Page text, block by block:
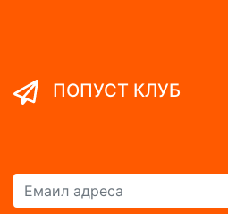
ПОПУСТ КЛУБ
Емаил адреса